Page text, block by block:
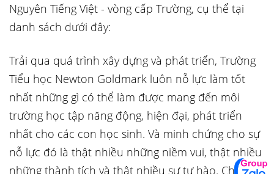
Nguyên Tiếng Việt - vòng cấp Trường, cụ thể tại
danh sách dưới đây:
Trải qua quá trình xây dựng và phát triển, Trường
Tiểu học Newton Goldmark luôn nỗ lực làm tốt
nhất những gì có thể làm được mang đến môi
trường học tập năng động, hiện đại, phát triển
nhất cho các con học sinh. Và minh chứng cho sự
nỗ lực đó là thật nhiều những niềm vui, thật nhiều
những thành tích và thật nhiều sự tự hào. Chúc